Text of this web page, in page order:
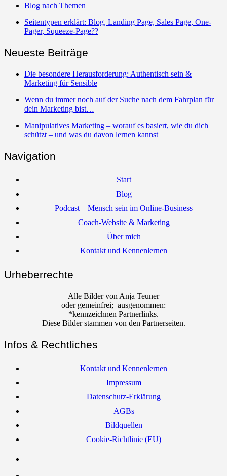
Blog nach Themen
Seitentypen erklärt: Blog, Landing Page, Sales Page, One-
Pager, Squeeze-Page??
Neueste Beiträge
Die besondere Herausforderung: Authentisch sein &
Marketing für Sensible
Wenn du immer noch auf der Suche nach dem Fahrplan für
dein Marketing bist…
Manipulatives Marketing – worauf es basiert, wie du dich
schützt – und was du davon lernen kannst
Navigation
Start
Blog
Podcast – Mensch sein im Online-Business
Coach-Website & Marketing
Über mich
Kontakt und Kennenlernen
Urheberrechte
Alle Bilder von Anja Teuner
oder gemeinfrei; ausgenommen:
*kennzeichnen Partnerlinks.
Diese Bilder stammen von den Partnerseiten.
Infos & Rechtliches
Kontakt und Kennenlernen
Impressum
Datenschutz-Erklärung
AGBs
Bildquellen
Cookie-Richtlinie (EU)